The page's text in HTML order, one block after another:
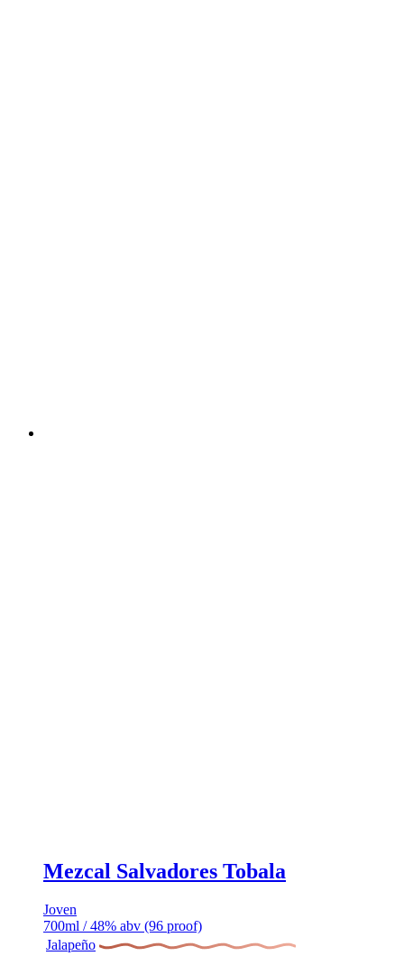
Mezcal Salvadores Tobala
Joven
700ml / 48% abv (96 proof)
Jalapeño